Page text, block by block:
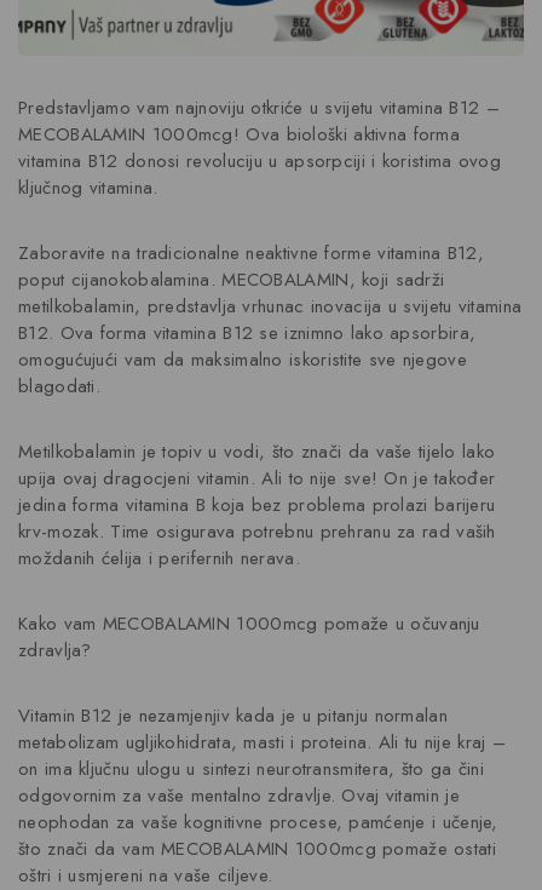
Predstavljamo vam najnoviju otkriće u svijetu vitamina B12 –
MECOBALAMIN 1000mcg! Ova biološki aktivna forma
vitamina B12 donosi revoluciju u apsorpciji i koristima ovog
ključnog vitamina.
Zaboravite na tradicionalne neaktivne forme vitamina B12,
poput cijanokobalamina. MECOBALAMIN, koji sadrži
metilkobalamin, predstavlja vrhunac inovacija u svijetu vitamina
B12. Ova forma vitamina B12 se iznimno lako apsorbira,
omogućujući vam da maksimalno iskoristite sve njegove
blagodati.
Metilkobalamin je topiv u vodi, što znači da vaše tijelo lako
upija ovaj dragocjeni vitamin. Ali to nije sve! On je također
jedina forma vitamina B koja bez problema prolazi barijeru
krv-mozak. Time osigurava potrebnu prehranu za rad vaših
moždanih ćelija i perifernih nerava.
Kako vam MECOBALAMIN 1000mcg pomaže u očuvanju
zdravlja?
Vitamin B12 je nezamjenjiv kada je u pitanju normalan
metabolizam ugljikohidrata, masti i proteina. Ali tu nije kraj –
on ima ključnu ulogu u sintezi neurotransmitera, što ga čini
odgovornim za vaše mentalno zdravlje. Ovaj vitamin je
neophodan za vaše kognitivne procese, pamćenje i učenje,
što znači da vam MECOBALAMIN 1000mcg pomaže ostati
oštri i usmjereni na vaše ciljeve.